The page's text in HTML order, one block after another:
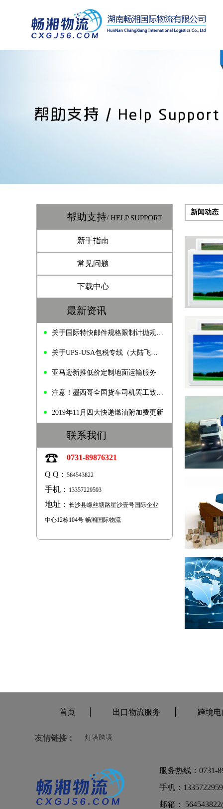
帮助支持/ HELP SUPPORT
新手指南
常见问题
下载中心
最新资讯
关于国际特快邮件规格限制计抛规定的通知
关于UPS-USA包税专线（大陆飞）价格变动的通知
亚马逊新推低价定制地面运输服务
注意！墨西哥全国货车司机罢工致公路拥堵
2019年11月四大快递燃油附加费更新
联系我们
0731-89876321
Q Q：564543822
手机： 13357229593
地址：长沙县螺丝塘路星沙壹号国际企业
中心12栋104号 畅湘国际物流
新闻动态
首页 出口物流服务 跨境
友情链接： 灯塔跨境
服务热线：0731-
手机：
邮箱：